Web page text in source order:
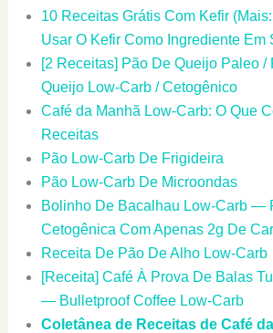
10 Receitas Grátis Com Kefir
Usar O Kefir Como Ingrediente Em
[2 Receitas] Pão De Queijo Paleo /
Queijo Low-Carb / Cetogênico
Café da Manhã Low-Carb: O Que
Receitas
Pão Low-Carb De Frigideira
Pão Low-Carb De Microondas
Bolinho De Bacalhau Low-Carb —
Cetogênica Com Apenas 2g De
Receita De Pão De Alho Low-Carb
[Receita] Café À Prova De Balas
— Bulletproof Coffee Low-Carb
Coletânea de Receitas de Café